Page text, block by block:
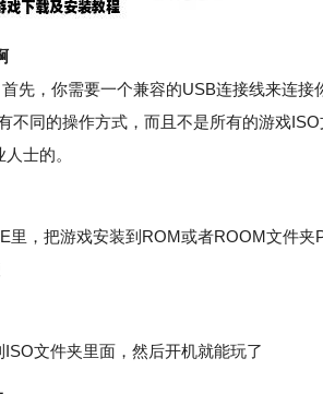
，你需要一个兼容的USB连接线来连接
不同的操作方式，而且不是所有的游戏
士的。
，把游戏安装到ROM或者ROOM文件夹
文件夹里面，然后开机就能玩了